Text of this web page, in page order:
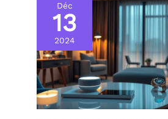
Déc
13
2024